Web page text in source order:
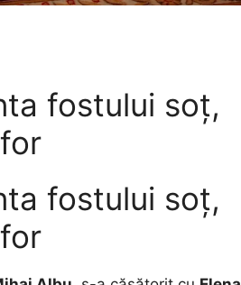
fostului soț,
fostului soț,